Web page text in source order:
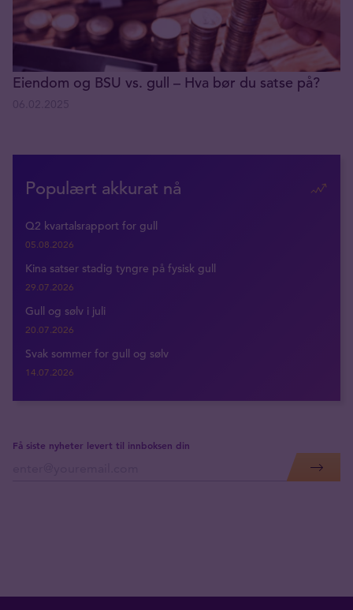
Eiendom og BSU vs. gull – Hva bør du satse på?
Populært akkurat nå
Q2 kvartalsrapport for gull
05.08.2026
Kina satser stadig tyngre på fysisk gull
29.07.2026
Gull og sølv i juli
20.07.2026
Svak sommer for gull og sølv
14.07.2026
Få siste nyheter levert til innboksen din